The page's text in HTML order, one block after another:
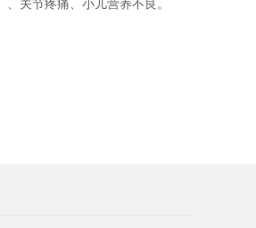
关节疼痛、小儿营养不良。